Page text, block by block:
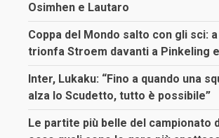
Osimhen e Lautaro
Coppa del Mondo salto con gli sci:
trionfa Stroem davanti a Pinkeling
Inter, Lukaku: “Fino a quando una
alza lo Scudetto, tutto è possibile”
Le partite più belle del campionato